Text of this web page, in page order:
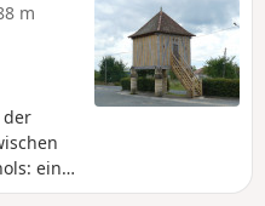
m
der
eine
und